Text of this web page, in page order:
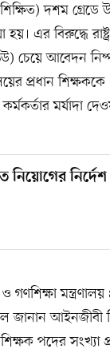
দশম গ্রেডে
হয়। এর বিরুদ্ধে
চেয়ে আবেদন
প্রধান
মর্যাদা
নিয়োগের নির্দেশ
জানান আইনজীবী
পদের সংখ্যা